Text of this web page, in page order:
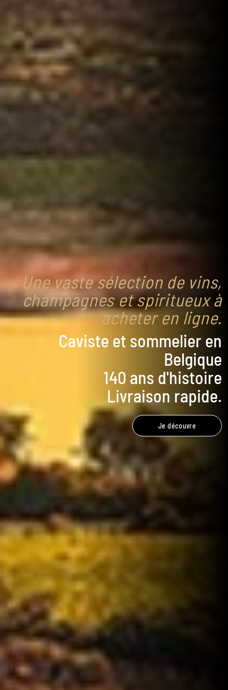
Une vaste sélection de vins,
champagnes et spiritueux à
acheter en ligne.
Caviste et sommelier en
Belgique
140 ans d'histoire
Livraison rapide.
Je découvre